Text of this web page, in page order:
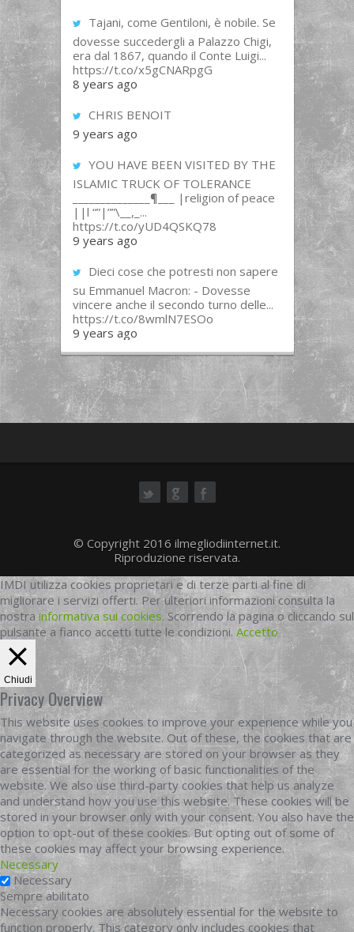
Tajani, come Gentiloni, è nobile. Se
dovesse succedergli a Palazzo Chigi,
era dal 1867, quando il Conte Luigi...
https://t.co/x5gCNARpgG
8 years ago
CHRIS BENOIT
9 years ago
YOU HAVE BEEN VISITED BY THE
ISLAMIC TRUCK OF TOLERANCE
______________¶___ |religion of peace
||l “”|””\__,_...
https://t.co/yUD4QSKQ78
9 years ago
Dieci cose che potresti non sapere
su Emmanuel Macron: - Dovesse
vincere anche il secondo turno delle...
https://t.co/8wmlN7ESOo
9 years ago
© Copyright 2016 ilmegliodiinternet.it.
Riproduzione riservata.
IMDI utilizza cookies proprietari e di terze parti al fine di
migliorare i servizi offerti. Per ulteriori informazioni consulta la
nostrainformativa sui cookies. Scorrendo la pagina o cliccando sul
pulsante a fianco accetti tutte le condizioni. Accetto
Chiudi
Privacy Overview
This website uses cookies to improve your experience while you
navigate through the website. Out of these, the cookies that are
categorized as necessary are stored on your browser as they
are essential for the working of basic functionalities of the
website. We also use third-party cookies that help us analyze
and understand how you use this website. These cookies will be
stored in your browser only with your consent. You also have the
option to opt-out of these cookies. But opting out of some of
these cookies may affect your browsing experience.
Necessary
Necessary
Sempre abilitato
Necessary cookies are absolutely essential for the website to
function properly. This category only includes cookies that